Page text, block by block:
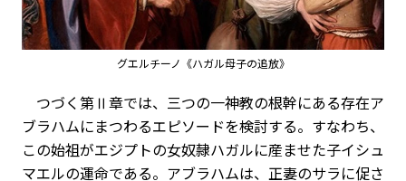
グエルチーノ《ハガル母子の追放》
つづく第Ⅱ章では、三つの一神教の根幹にある存在ア
ブラハムにまつわるエピソードを検討する。すなわち、
この始祖がエジプトの女奴隷ハガルに産ませた子イシュ
マエルの運命である。アブラハムは、正妻のサラに促さ